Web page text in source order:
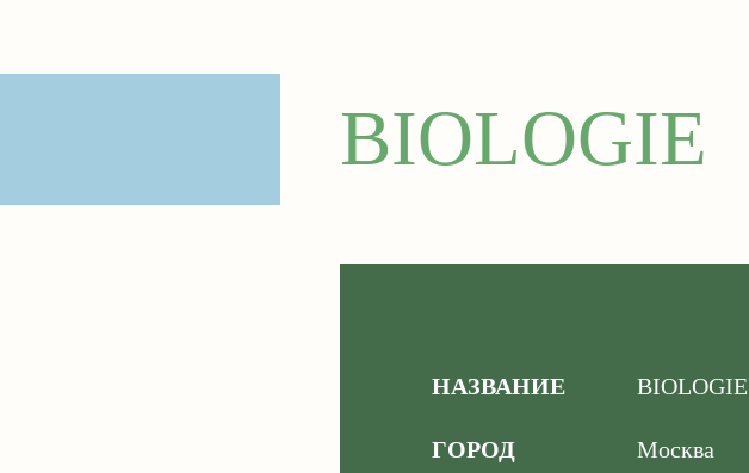
BIOLOGIE
НАЗВАНИЕ BIOLOGIE
ГОРОД Москва